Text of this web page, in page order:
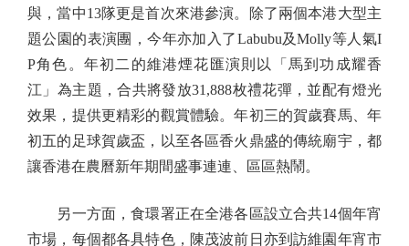
與，當中13隊更是首次來港參演。除了兩個本港大型主
題公園的表演團，今年亦加入了Labubu及Molly等人氣I
P角色。年初二的維港煙花匯演則以「馬到功成耀香
江」為主題，合共將發放31,888枚禮花彈，並配有燈光
效果，提供更精彩的觀賞體驗。年初三的賀歲賽馬、年
初五的足球賀歲盃，以至各區香火鼎盛的傳統廟宇，都
讓香港在農曆新年期間盛事連連、區區熱鬧。
另一方面，食環署正在全港各區設立合共14個年宵
市場，每個都各具特色，陳茂波前日亦到訪維園年宵市